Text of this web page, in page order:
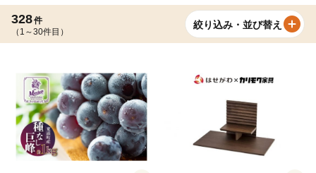
328件
（1～30件目）
絞り込み・並び替え